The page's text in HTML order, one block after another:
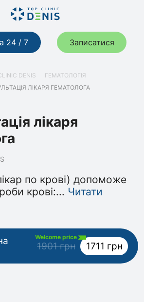
24 / 7 Записатися
DENIS
ГЕМАТОЛОГІЯ
ЛІКАРЯ ГЕМАТОЛОГА
лікаря
по крові) допоможе
крові:... Читати
Welcome price
1901 грн 1711 грн